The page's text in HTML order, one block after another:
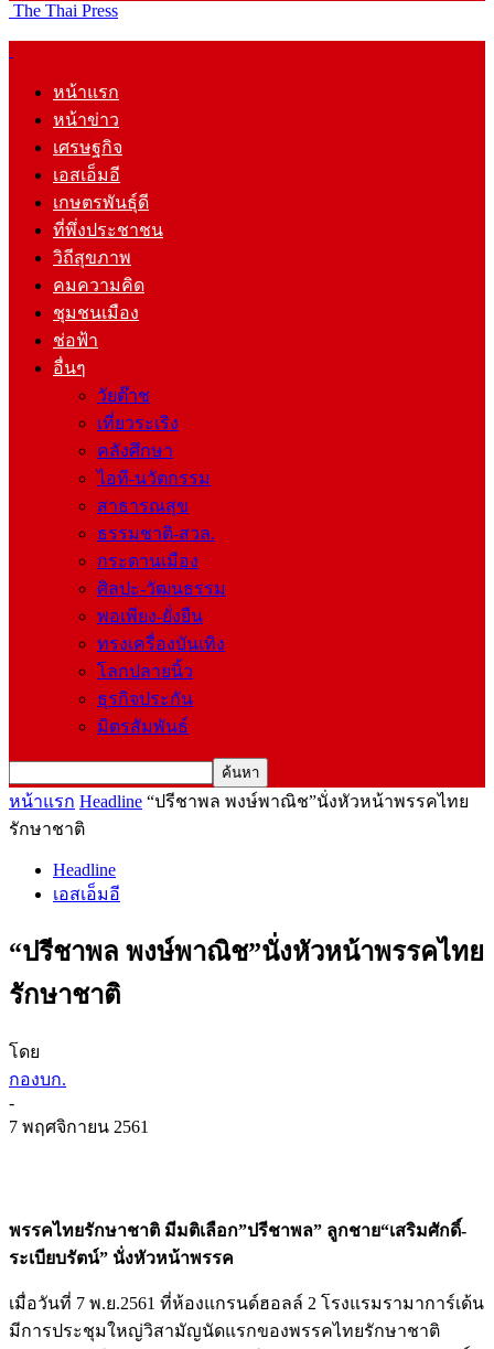
The Thai Press
หน้าแรก
หน้าข่าว
เศรษฐกิจ
เอสเอ็มอี
เกษตรพันธุ์ดี
ที่พึ่งประชาชน
วิถีสุขภาพ
คมความคิด
ชุมชนเมือง
ช่อฟ้า
อื่นๆ
วัยต๊าช
เที่ยวระเริง
คลังศึกษา
ไอที-นวัตกรรม
สาธารณสุข
ธรรมชาติ-สวล.
กระดานเมือง
ศิลปะ-วัฒนธรรม
พอเพียง-ยั่งยืน
ทรงเครื่องบันเทิง
โลกปลายนิ้ว
ธุรกิจประกัน
มิตรสัมพันธ์
หน้าแรก Headline “ปรีชาพล พงษ์พาณิช”นั่งหัวหน้าพรรคไทย
รักษาชาติ
Headline
เอสเอ็มอี
“ปรีชาพล พงษ์พาณิช”นั่งหัวหน้าพรรคไทย
รักษาชาติ
โดย
กองบก.
-
7 พฤศจิกายน 2561
พรรคไทยรักษาชาติ มีมติเลือก”ปรีชาพล” ลูกชาย“เสริมศักดิ์-
ระเบียบรัตน์” นั่งหัวหน้าพรรค
เมื่อวันที่ 7 พ.ย.2561 ที่ห้องแกรนด์ฮอลล์ 2 โรงแรมรามาการ์เด้น
มีการประชุมใหญ่วิสามัญนัดแรกของพรรคไทยรักษาชาติ